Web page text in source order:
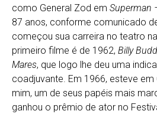
como General Zod em Superman
87 anos, conforme comunicado
começou sua carreira no teatro
primeiro filme é de 1962, Billy
Mares, que logo lhe deu uma
coadjuvante. Em 1966, esteve
mim, um de seus papéis mais
ganhou o prêmio de ator no